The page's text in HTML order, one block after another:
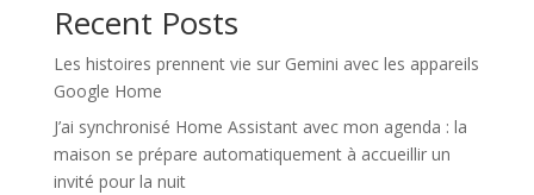
Recent Posts
Les histoires prennent vie sur Gemini avec les appareils
Google Home
J’ai synchronisé Home Assistant avec mon agenda : la
maison se prépare automatiquement à accueillir un
invité pour la nuit